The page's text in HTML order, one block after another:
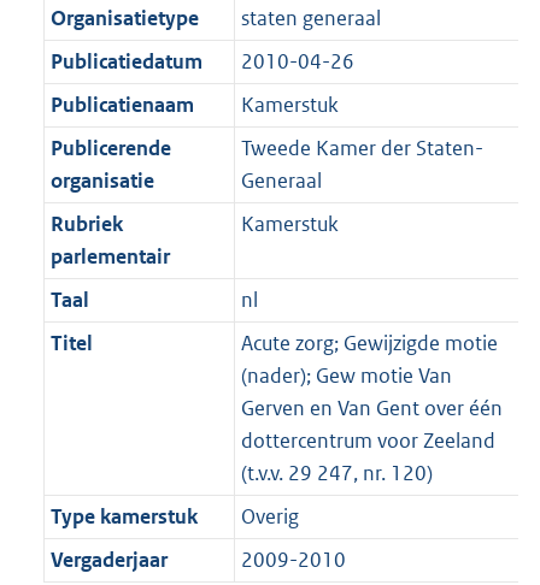
Organisatietype
staten generaal
Publicatiedatum
2010-04-26
Publicatienaam
Kamerstuk
Publicerende
organisatie
Tweede Kamer der Staten-
Generaal
Rubriek
parlementair
Kamerstuk
Taal
nl
Titel
Acute zorg; Gewijzigde motie
(nader); Gew motie Van
Gerven en Van Gent over één
dottercentrum voor Zeeland
(t.v.v. 29 247, nr. 120)
Type kamerstuk
Overig
Vergaderjaar
2009-2010